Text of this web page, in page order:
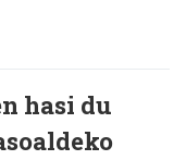
hasi du